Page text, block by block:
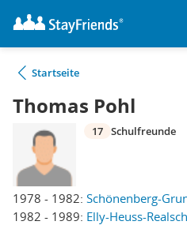
Startseite
Thomas Pohl
1978 - 1982: Schönenberg-
1982 - 1989: Elly-Heuss-
17 Schulfreunde